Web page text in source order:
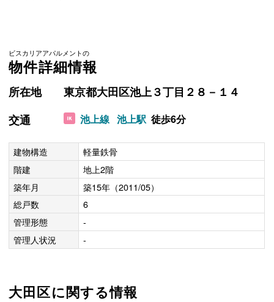
ビスカリアアパルメントの
物件詳細情報
所在地
東京都大田区池上３丁目２８－１４
交通
池上線 池上駅 徒歩6分
建物構造
軽量鉄骨
階建
地上2階
築年月
築15年（2011/05）
総戸数
6
管理形態
-
管理人状況
-
大田区に関する情報